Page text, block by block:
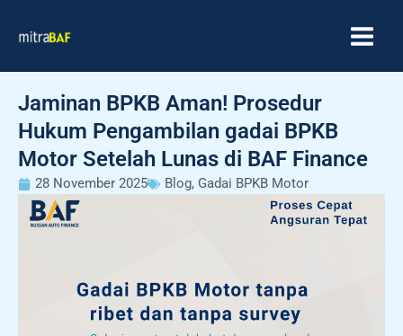
Jaminan BPKB Aman! Prosedur
Hukum Pengambilan gadai BPKB
Motor Setelah Lunas di BAF Finance
28 November 2025 Blog, Gadai BPKB Motor